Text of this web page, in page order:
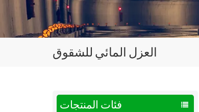
العزل المائي للشقوق
فئات المنتجات